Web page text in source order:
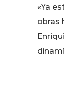
«Ya
obras